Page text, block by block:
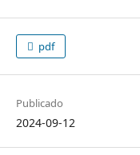
pdf
Publicado
2024-09-12